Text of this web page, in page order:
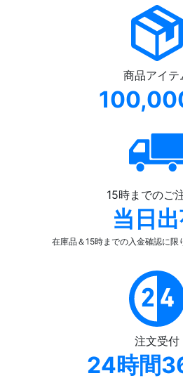
商品アイテ
15時までのご
当日
在庫品＆15時までの入金確認に限
注文受付
24時間